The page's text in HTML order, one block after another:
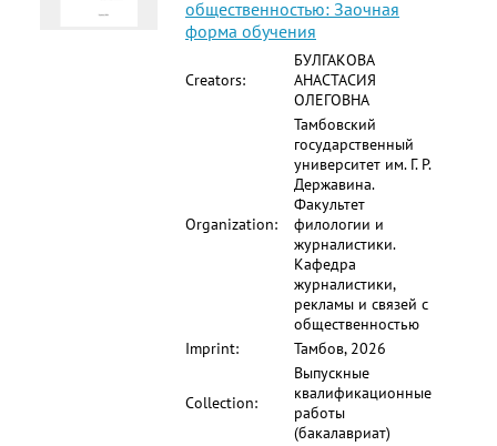
общественностью: Заочная
форма обучения
Creators:
БУЛГАКОВА
АНАСТАСИЯ
ОЛЕГОВНА
Organization:
Тамбовский
государственный
университет им. Г. Р.
Державина.
Факультет
филологии и
журналистики.
Кафедра
журналистики,
рекламы и связей с
общественностью
Imprint:
Тамбов, 2026
Collection:
Выпускные
квалификационные
работы
(бакалавриат)